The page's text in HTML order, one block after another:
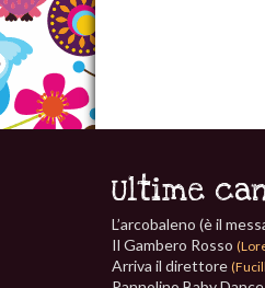
Ultime
Il Gambero Rosso
Arriva il direttore